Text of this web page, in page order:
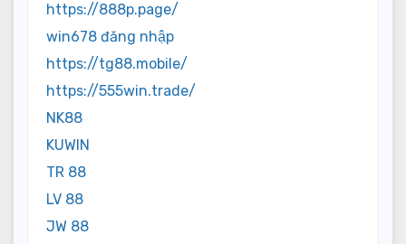
https://888p.page/
win678 đăng nhập
https://tg88.mobile/
https://555win.trade/
NK88
KUWIN
TR 88
LV 88
JW 88